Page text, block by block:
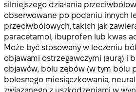
silniejszego działania
obserwowane po podaniu innych
przeciwbólowych, takich jak
paracetamol, ibuprofen lub kwas
Może być stosowany w leczeniu
objawami ostrzegawczymi (aurą) i
objawów, bólu zębów (w tym bólu
bolesnego miesiączkowania,
związanego z uszkodzeniami w